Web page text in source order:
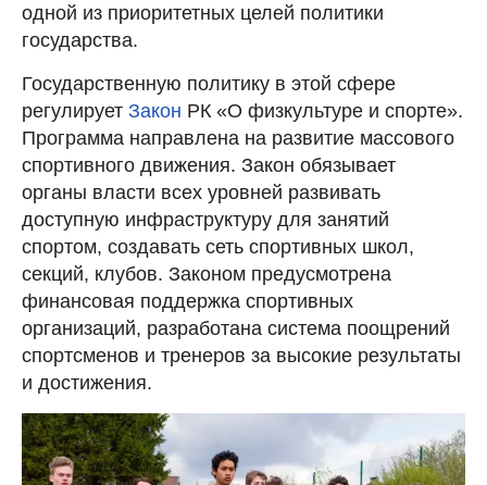
одной из приоритетных целей политики
государства.
Государственную политику в этой сфере
регулирует Закон РК «О физкультуре и спорте».
Программа направлена на развитие массового
спортивного движения. Закон обязывает
органы власти всех уровней развивать
доступную инфраструктуру для занятий
спортом, создавать сеть спортивных школ,
секций, клубов. Законом предусмотрена
финансовая поддержка спортивных
организаций, разработана система поощрений
спортсменов и тренеров за высокие результаты
и достижения.